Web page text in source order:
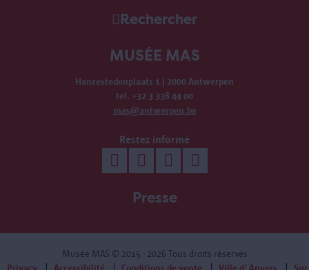
Rechercher
MUSÉE MAS
Hanzestedenplaats 1 | 2000 Antwerpen
tel. +32 3 338 44 00
mas@antwerpen.be
Restez informé
Presse
Musée MAS © 2015 - 2026 Tous droits réservés